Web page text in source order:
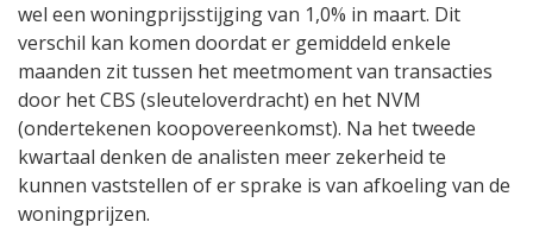
wel een woningprijsstijging van 1,0% in maart. Dit
verschil kan komen doordat er gemiddeld enkele
maanden zit tussen het meetmoment van transacties
door het CBS (sleuteloverdracht) en het NVM
(ondertekenen koopovereenkomst). Na het tweede
kwartaal denken de analisten meer zekerheid te
kunnen vaststellen of er sprake is van afkoeling van de
woningprijzen.